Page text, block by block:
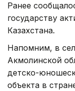
Ранее
государству
Казахстана.
Напомним, в
Акмолинской
детско-
объекта в